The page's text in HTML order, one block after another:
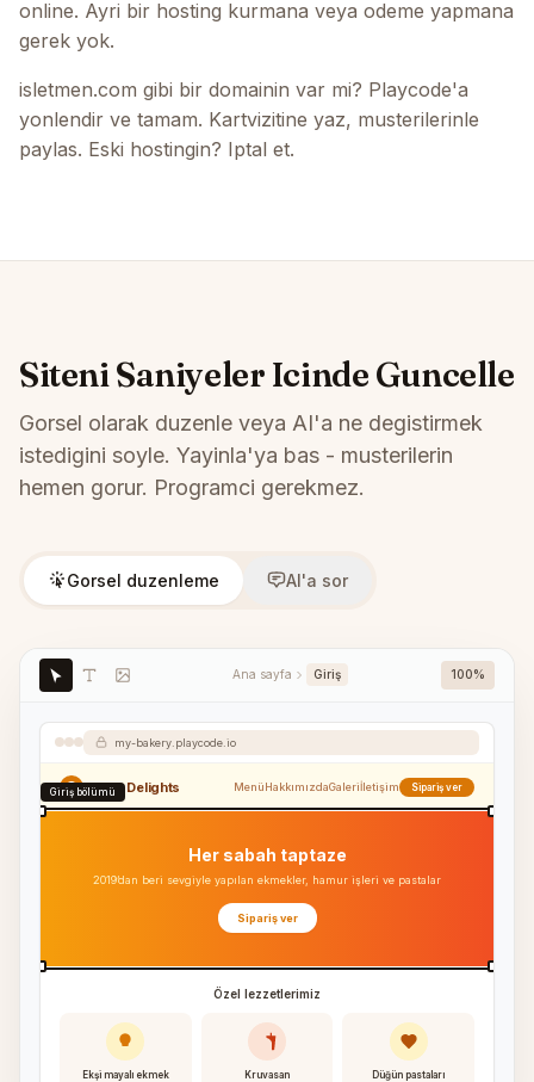
online. Ayri bir hosting kurmana veya odeme yapmana
gerek yok.
isletmen.com gibi bir domainin var mi? Playcode'a
yonlendir ve tamam. Kartvizitine yaz, musterilerinle
paylas. Eski hostingin? Iptal et.
Siteni Saniyeler Icinde Guncelle
Gorsel olarak duzenle veya AI'a ne degistirmek
istedigini soyle. Yayinla'ya bas - musterilerin
hemen gorur. Programci gerekmez.
Gorsel duzenleme AI'a sor
Ana sayfa Giriş 100%
my-bakery.playcode.io
Sweet Delights Menü HakkımızdaGaleriİletişim Sipariş ver
Giriş bölümü
Her sabah taptaze
2019’dan beri sevgiyle yapılan ekmekler, hamur işleri ve pastalar
Sipariş ver
Özel lezzetlerimiz
Ekşi mayalı ekmek Kruvasan Düğün pastaları